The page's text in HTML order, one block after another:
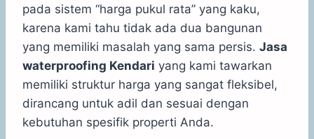
pada sistem “harga pukul rata” yang kaku,
karena kami tahu tidak ada dua bangunan
yang memiliki masalah yang sama persis. Jasa
waterproofing Kendari yang kami tawarkan
memiliki struktur harga yang sangat fleksibel,
dirancang untuk adil dan sesuai dengan
kebutuhan spesifik properti Anda.